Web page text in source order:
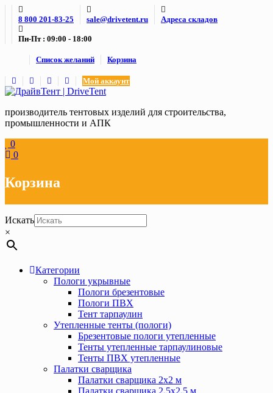
Skip
content
8 800 201-83-25 sale@drivetent.ru Адреса складов
Пн-Пт : 09:00 - 18:00
Список желаний Корзина
Мой аккаунт
производитель тентовых изделий для строительства,
промышленности и АПК
0
0
Корзина
Искать
×
Категории
Пологи укрывные
Пологи брезентовые
Пологи ПВХ
Тент тарпаулин
Утепленные тенты (пологи)
Брезентовые пологи утепленные
Тенты утепленные тарпаулиновые
Тенты ПВХ утепленные
Палатки сварщика
Палатки сварщика 2х2 м